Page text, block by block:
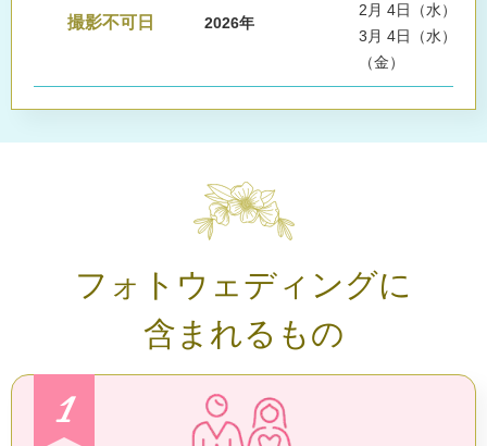
撮影不可日 2026年
2月 4日（水）, 6
3月 4日（水）, 6
（金）
フォトウェディングに
含まれるもの
1